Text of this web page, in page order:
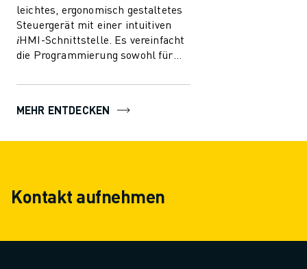
ÜBER FANUC
FANUC IN EUROPA
UNSERE STANDORTE
NACHHALTIGKEIT
JETZT BEWERBEN » KARRIEREPORTAL
leichtes, ergonomisch gestaltetes
Steuergerät mit einer intuitiven
𝑖HMI-Schnittstelle. Es vereinfacht
die Programmierung sowohl für
für B...
MEHR ENTDECKEN
Kontakt aufnehmen